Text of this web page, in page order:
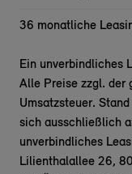
36 monatliche
Ein unverbindliches
Alle Preise zzgl. der
Umsatzsteuer.
sich ausschließlich
unverbindliches
Lilienthalallee 26,